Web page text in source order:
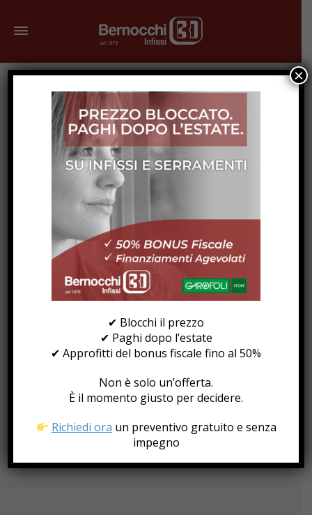
Showroom Bernocchi
Infissi a Montesilvano
Uno showroom dove lo stile
incontra la luce, il comfort si
tocca con mano e ogni dettaglio
racconta una storia.
In un angolo vivo e dinamico della provincia di Pescara, il
showroom di Montesilvano
punto vendita: è un luogo dove idee e desideri si
trasformano in progetti concreti.
selezionato per ispirarti. Un luogo dove ascoltiamo la tua
storia, per aiutarti a scrivere quella della tua casa.
✔ Blocchi il prezzo
✔ Paghi dopo l’estate
✔ Approfitti del bonus fiscale fino al 50%
Non è solo un’offerta.
È il momento giusto per decidere.
Richiedi ora un preventivo gratuito e senza
impegno
×